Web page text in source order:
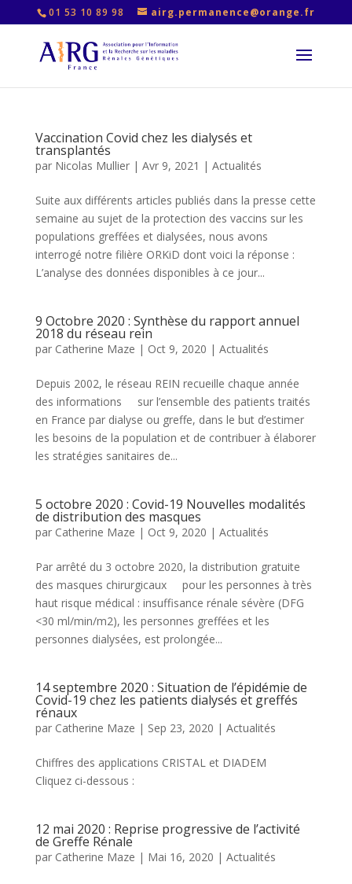
01 53 10 89 98 airg.permanence@orange.fr
Vaccination Covid chez les dialysés et
transplantés
par Nicolas Mullier| Avr 9, 2021 | Actualités
Suite aux différents articles publiés dans la presse cette
semaine au sujet de la protection des vaccins sur les
populations greffées et dialysées, nous avons
interrogé notre filière ORKiD dont voici la réponse :
L’analyse des données disponibles à ce jour...
9 Octobre 2020 : Synthèse du rapport annuel
2018 du réseau rein
par Catherine Maze | Oct 9, 2020 | Actualités
Depuis 2002, le réseau REIN recueille chaque année
des informations sur l’ensemble des patients traités
en France par dialyse ou greffe, dans le but d’estimer
les besoins de la population et de contribuer à élaborer
les stratégies sanitaires de...
5 octobre 2020 : Covid-19 Nouvelles modalités
de distribution des masques
par Catherine Maze | Oct 9, 2020 | Actualités
Par arrêté du 3 octobre 2020, la distribution gratuite
des masques chirurgicaux pour les personnes à très
haut risque médical : insuffisance rénale sévère (DFG
<30 ml/min/m2), les personnes greffées et les
personnes dialysées, est prolongée...
14 septembre 2020 : Situation de l’épidémie de
Covid-19 chez les patients dialysés et greffés
rénaux
par Catherine Maze | Sep 23, 2020 | Actualités
Chiffres des applications CRISTAL et DIADEM
Cliquez ci-dessous :
12 mai 2020 : Reprise progressive de l’activité
de Greffe Rénale
par Catherine Maze | Mai 16, 2020 | Actualités